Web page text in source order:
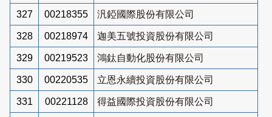
327 00218355 汎錏國際股份有限公司
328 00218974 迦美五號投資股份有限公司
329 00219523 鴻鈦自動化股份有限公司
330 00220535 立恩永續投資股份有限公司
331 00221128 得益國際投資股份有限公司